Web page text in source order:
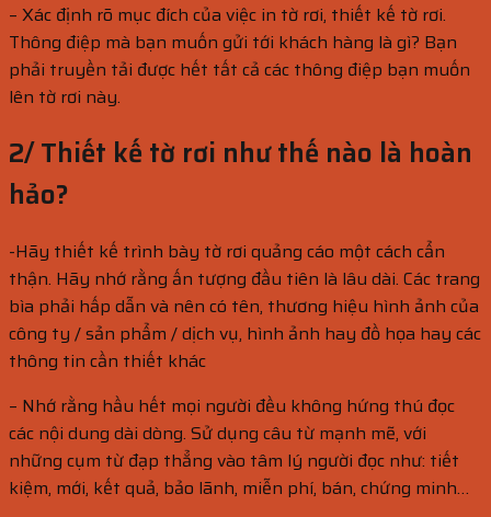
– Xác định rõ mục đích của việc in tờ rơi, thiết kế tờ rơi.
Thông điệp mà bạn muốn gửi tới khách hàng là gì? Bạn
phải truyền tải được hết tất cả các thông điệp bạn muốn
lên tờ rơi này.
2/ Thiết kế tờ rơi như thế nào là hoàn
hảo?
-Hãy thiết kế trình bày tờ rơi quảng cáo một cách cẩn
thận. Hãy nhớ rằng ấn tượng đầu tiên là lâu dài. Các trang
bìa phải hấp dẫn và nên có tên, thương hiệu hình ảnh của
công ty / sản phẩm / dịch vụ, hình ảnh hay đồ họa hay các
thông tin cần thiết khác
– Nhớ rằng hầu hết mọi người đều không hứng thú đọc
các nội dung dài dòng. Sử dụng câu từ mạnh mẽ, với
những cụm từ đạp thẳng vào tâm lý người đọc như: tiết
kiệm, mới, kết quả, bảo lãnh, miễn phí, bán, chứng minh…